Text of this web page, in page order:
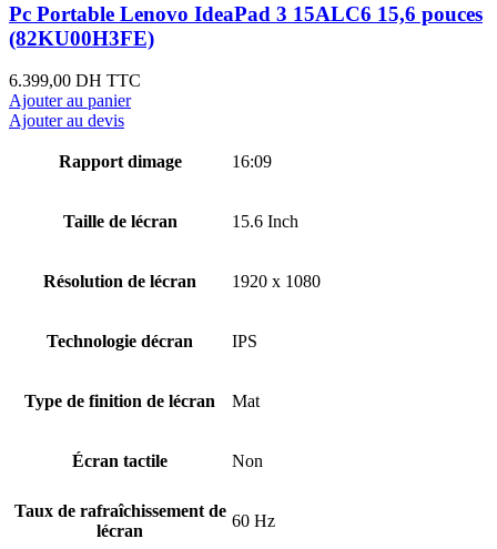
Pc Portable Lenovo IdeaPad 3 15ALC6 15,6 pouces
(82KU00H3FE)
6.399,00 DH TTC
Ajouter au panier
Ajouter au devis
Rapport dimage 16:09
Taille de lécran 15.6 Inch
Résolution de lécran 1920 x 1080
Technologie décran IPS
Type de finition de lécran Mat
Écran tactile Non
Taux de rafraîchissement de
lécran
60 Hz